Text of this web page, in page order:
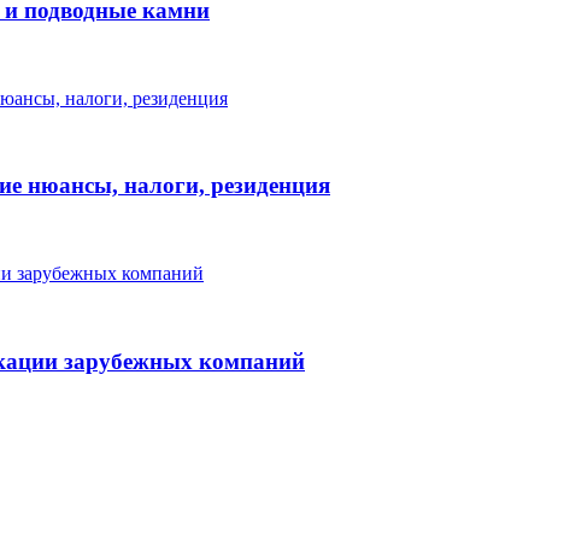
и подводные камни
нюансы, налоги, резиденция
зарубежных компаний